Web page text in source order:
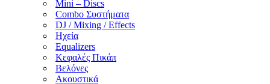
Mini – Discs
Combo Συστήματα
DJ / Mixing / Effects
Ηχεία
Equalizers
Κεφαλές Πικάπ
Βελόνες
Ακουστικά